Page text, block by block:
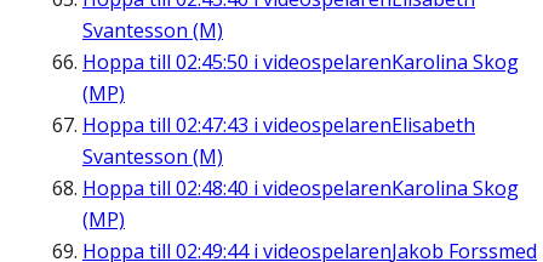
Svantesson (M)
Hoppa till 02:45:50 i videospelarenKarolina Skog
(MP)
Hoppa till 02:47:43 i videospelarenElisabeth
Svantesson (M)
Hoppa till 02:48:40 i videospelarenKarolina Skog
(MP)
Hoppa till 02:49:44i videospelarenJakob Forssmed